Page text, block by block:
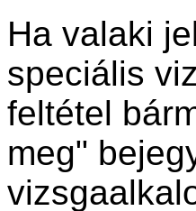
Ha valaki
speciális
feltétel
meg"